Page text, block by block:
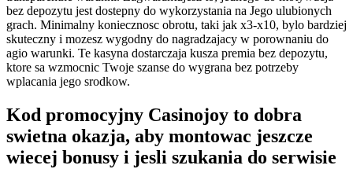
bez depozytu jest dostepny do wykorzystania na Jego ulubionych
grach. Minimalny koniecznosc obrotu, taki jak x3-x10, bylo bardziej
skuteczny i mozesz wygodny do nagradzajacy w porownaniu do
agio warunki. Te kasyna dostarczaja kusza premia bez depozytu,
ktore sa wzmocnic Twoje szanse do wygrana bez potrzeby
wplacania jego srodkow.
Kod promocyjny Casinojoy to dobra
swietna okazja, aby montowac jeszcze
wiecej bonusy i jesli szukania do serwisie